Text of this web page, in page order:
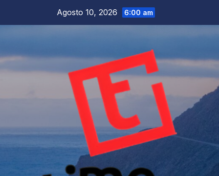
Agosto 10, 2026 6:00 am